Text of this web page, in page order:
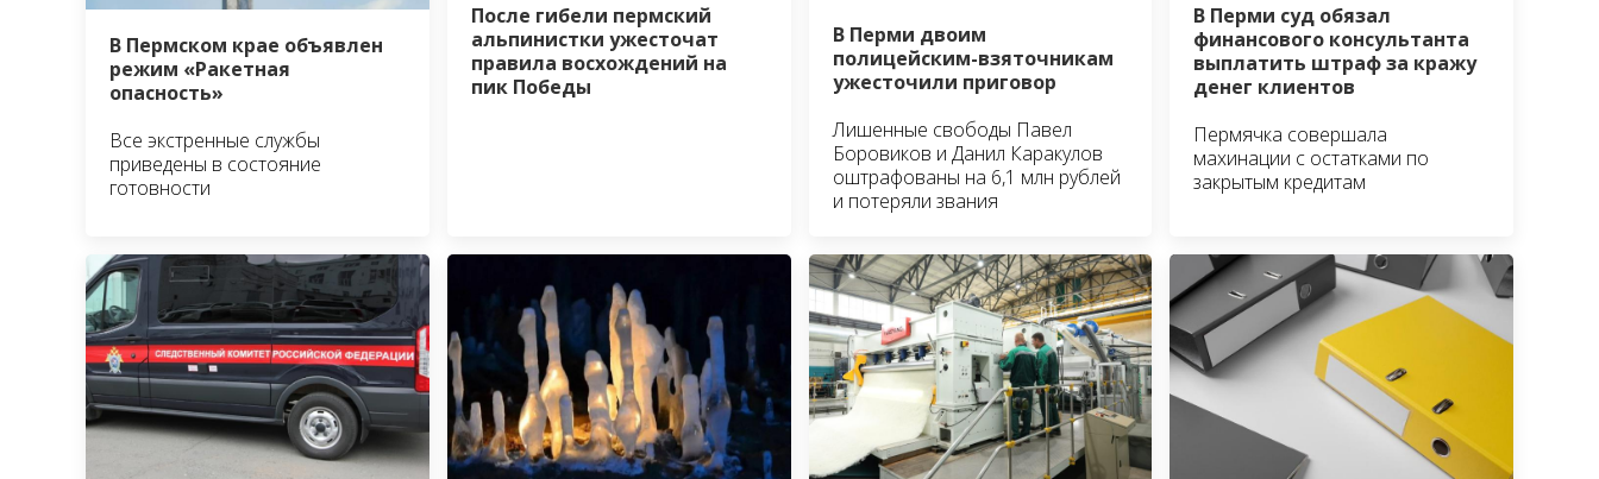
В Пермском крае объявлен
режим «Ракетная
опасность»
Все экстренные службы
приведены в состояние
готовности
После гибели пермский
альпинистки ужесточат
правила восхождений на
пик Победы
В Перми двоим
полицейским-взяточникам
ужесточили приговор
Лишенные свободы Павел
Боровиков и Данил Каракулов
оштрафованы на 6,1 млн рублей
и потеряли звания
В Перми суд обязал
финансового консультанта
выплатить штраф за кражу
денег клиентов
Пермячка совершала
махинации с остатками по
закрытым кредитам